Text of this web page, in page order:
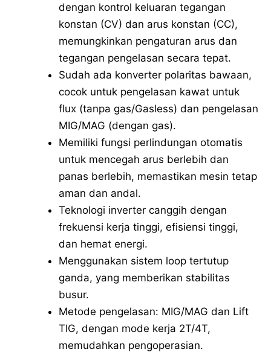
dengan kontrol keluaran tegangan
konstan (CV) dan arus konstan (CC),
memungkinkan pengaturan arus dan
tegangan pengelasan secara tepat.
Sudah ada konverter polaritas bawaan,
cocok untuk pengelasan kawat untuk
flux (tanpa gas/Gasless) dan pengelasan
MIG/MAG (dengan gas).
Memiliki fungsi perlindungan otomatis
untuk mencegah arus berlebih dan
panas berlebih, memastikan mesin tetap
aman dan andal.
Teknologi inverter canggih dengan
frekuensi kerja tinggi, efisiensi tinggi,
dan hemat energi.
Menggunakan sistem loop tertutup
ganda, yang memberikan stabilitas
busur.
Metode pengelasan: MIG/MAG dan Lift
TIG, dengan mode kerja 2T/4T,
memudahkan pengoperasian.